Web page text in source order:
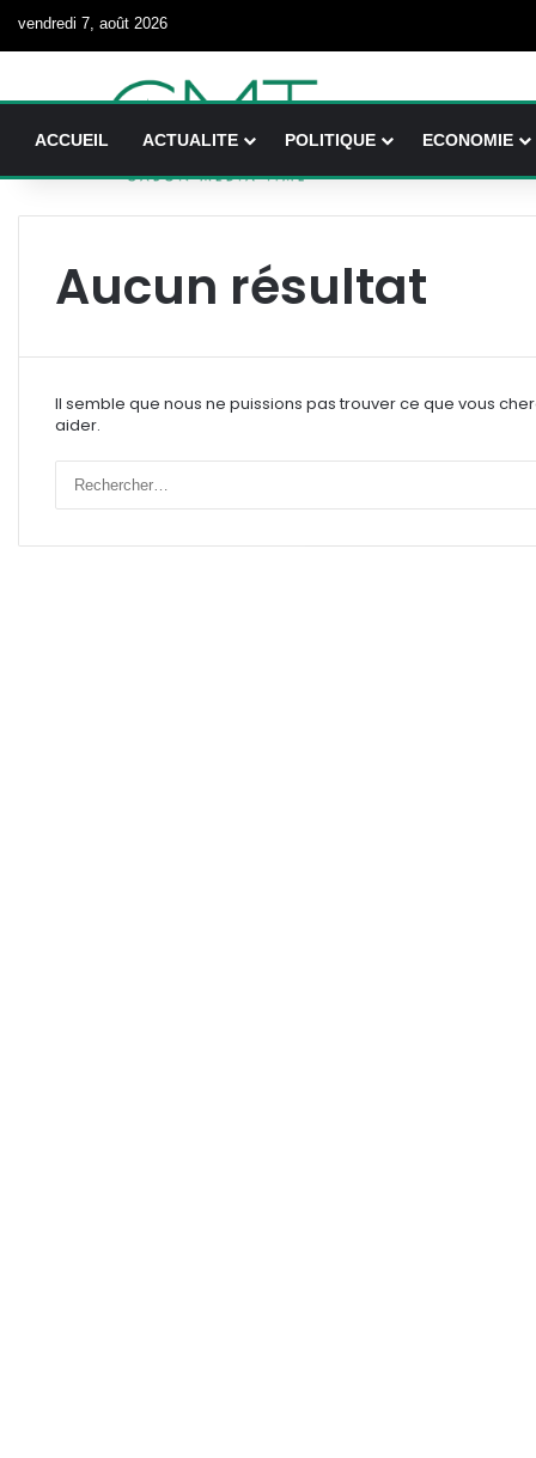
vendredi 7, août 2026
ACCUEIL ACTUALITE POLITIQUE ECONOMIE
Aucun résultat
Il semble que nous ne puissions pas trouver ce que vous
aider.